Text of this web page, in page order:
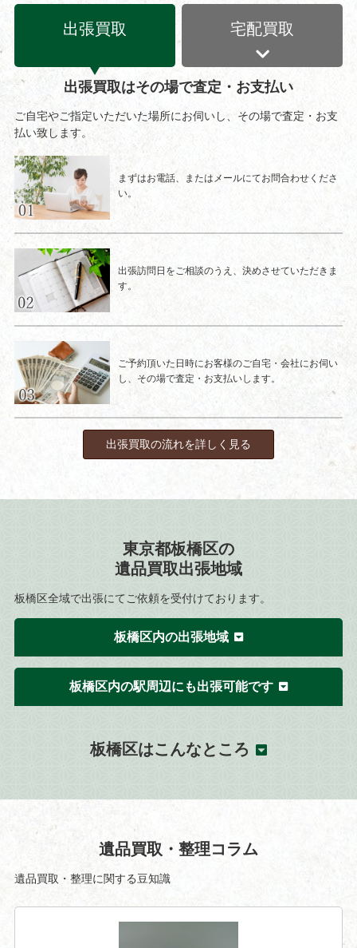
出張買取 宅配買取
出張買取はその場で査定・お支払い
ご自宅やご指定いただいた場所にお伺いし、その場で査定・お支
払い致します。
まずはお電話、またはメールにてお問合わせくださ
い。
出張訪問日をご相談のうえ、決めさせていただきま
す。
ご予約頂いた日時にお客様のご自宅・会社にお伺い
し、その場で査定・お支払いします。
出張買取の流れを詳しく見る
東京都板橋区の
遺品買取出張地域
板橋区全域で出張にてご依頼を受付けております。
板橋区内の出張地域
板橋区内の駅周辺にも出張可能です
板橋区はこんなところ
遺品買取・整理コラム
遺品買取・整理に関する豆知識